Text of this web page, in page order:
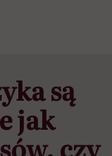
są
jak
ów, czy